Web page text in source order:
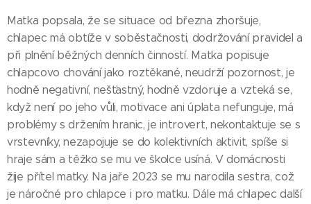
Matka popsala, že se situace od března zhoršuje,
chlapec má obtíže v soběstačnosti, dodržování pravidel a
při plnění běžných denních činností. Matka popisuje
chlapcovo chování jako roztěkané, neudrží pozornost, je
hodně negativní, nešťastný, hodně vzdoruje a vzteká se,
když není po jeho vůli, motivace ani úplata nefunguje, má
problémy s držením hranic, je introvert, nekontaktuje se s
vrstevníky, nezapojuje se do kolektivních aktivit, spíše si
hraje sám a těžko se mu ve školce usíná. V domácnosti
žije přítel matky. Na jaře 2023 se mu narodila sestra, což
je náročné pro chlapce i pro matku. Dále má chlapec další